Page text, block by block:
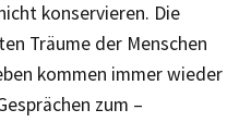
konservieren. Die
Träume der Menschen
kommen immer wieder
zum –